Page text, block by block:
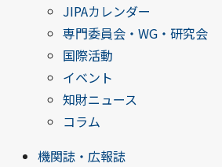
JIPAカレンダー
専門委員会・WG・研究会
国際活動
イベント
知財ニュース
コラム
機関誌・広報誌